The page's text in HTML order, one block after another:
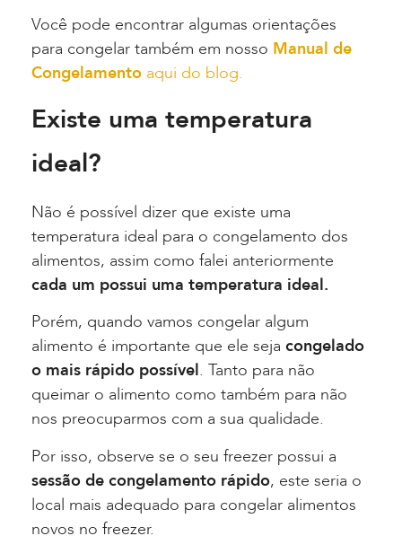
Você pode encontrar algumas orientações
para congelar também em nosso Manual de
Congelamento aqui do blog.
Existe uma temperatura
ideal?
Não é possível dizer que existe uma
temperatura ideal para o congelamento dos
alimentos, assim como falei anteriormente
cada um possui uma temperatura ideal.
Porém, quando vamos congelar algum
alimento é importante que ele seja congelado
o mais rápido possível. Tanto para não
queimar o alimento como também para não
nos preocuparmos com a sua qualidade.
Por isso, observe se o seu freezer possui a
sessão de congelamento rápido, este seria o
local mais adequado para congelar alimentos
novos no freezer.